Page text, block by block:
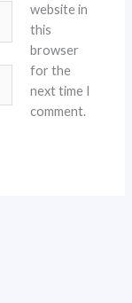
website in
this
browser
for the
next time I
comment.